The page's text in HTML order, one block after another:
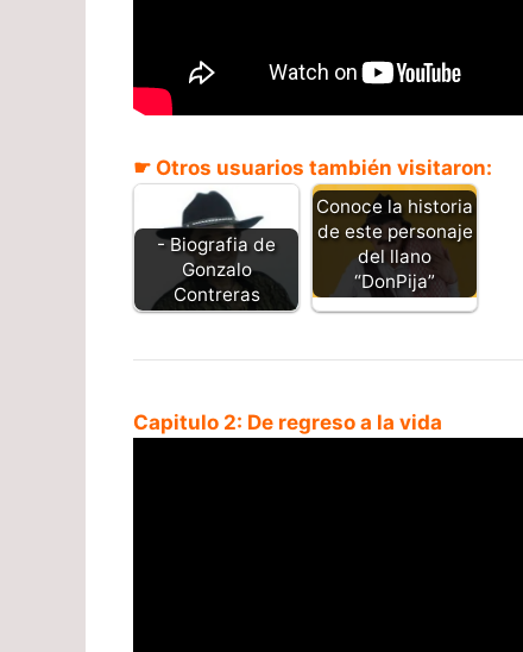
☛ Otros usuarios también visitaron:
- Biografia de
Gonzalo
Contreras
Conoce la historia
de este personaje
del llano
“DonPija”
Capitulo 2: De regreso a la vida